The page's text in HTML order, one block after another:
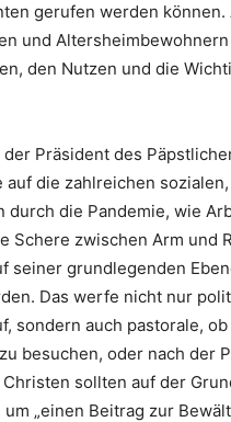
gerufen werden
und
den Nutzen und die
der Präsident des
auf die zahlreichen
durch die Pandemie, wie
Schere zwischen Arm und
seiner grundlegenden
Das werfe nicht nur
sondern auch pastorale,
besuchen, oder nach der
Christen sollten auf der
„einen Beitrag zur